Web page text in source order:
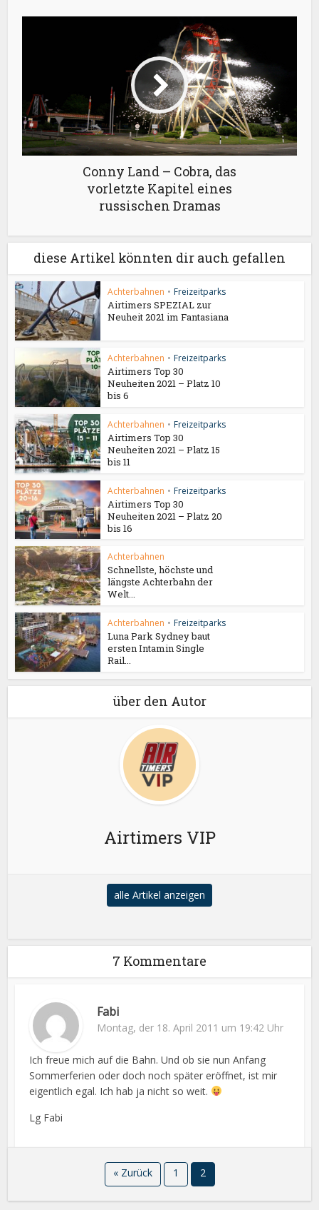
Conny Land – Cobra, das
vorletzte Kapitel eines
russischen Dramas
diese Artikel könnten dir auch gefallen
Achterbahnen • Freizeitparks
Airtimers SPEZIAL zur
Neuheit 2021 im Fantasiana
Achterbahnen • Freizeitparks
Airtimers Top 30
Neuheiten 2021 – Platz 10
bis 6
Achterbahnen • Freizeitparks
Airtimers Top 30
Neuheiten 2021 – Platz 15
bis 11
Achterbahnen • Freizeitparks
Airtimers Top 30
Neuheiten 2021 – Platz 20
bis 16
Achterbahnen
Schnellste, höchste und
längste Achterbahn der
Welt...
Achterbahnen • Freizeitparks
Luna Park Sydney baut
ersten Intamin Single
Rail...
über den Autor
Airtimers VIP
alle Artikel anzeigen
7 Kommentare
Fabi
Montag, der 18. April 2011 um 19:42 Uhr
Ich freue mich auf die Bahn. Und ob sie nun Anfang
Sommerferien oder doch noch später eröffnet, ist mir
eigentlich egal. Ich hab ja nicht so weit.
Lg Fabi
« Zurück 1 2